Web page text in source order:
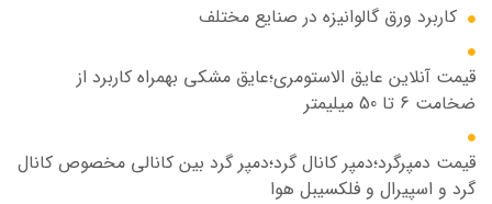
كاربرد ورق گالوانيزه در صنايع مختلف
قيمت آنلاين عايق الاستومري؛عايق مشكي بهمراه كاربرد از
ضخامت 6 تا 50 ميليمتر
قيمت دمپر‌گرد؛دمپر كانال گرد؛دمپر گرد بين كانالي مخصوص كانال
گرد و اسپيرال و فلكسيبل هوا